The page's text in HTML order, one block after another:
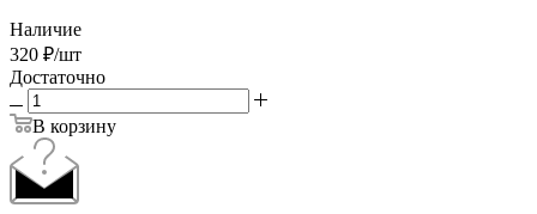
Наличие
320 ₽/шт
Достаточно
В корзину